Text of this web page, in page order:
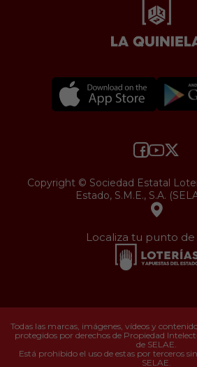
Copyright © Sociedad Estatal
Estado, S.M.E., S.A.
Localiza tu punto
Todas las marcas, imágenes, vídeos y
protegidos por derechos de Propiedad
de SELAE.
Está prohibido el uso de estas por terceros
SELAE.